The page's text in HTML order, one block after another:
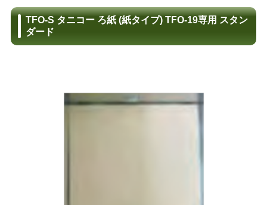
TFO-S タニコー ろ紙 (紙タイプ) TFO-19専用 スタン
ダード